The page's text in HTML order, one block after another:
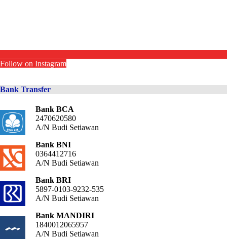
Follow on Instagram
Bank Transfer
Bank BCA
2470620580
A/N Budi Setiawan
Bank BNI
0364412716
A/N Budi Setiawan
Bank BRI
5897-0103-9232-535
A/N Budi Setiawan
Bank MANDIRI
1840012065957
A/N Budi Setiawan